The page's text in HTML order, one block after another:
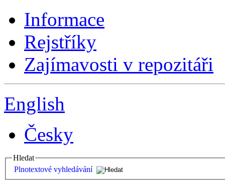
Informace
Rejstříky
Zajímavosti v repozitáři
English
Česky
Hledat
Plnotextové vyhledávání